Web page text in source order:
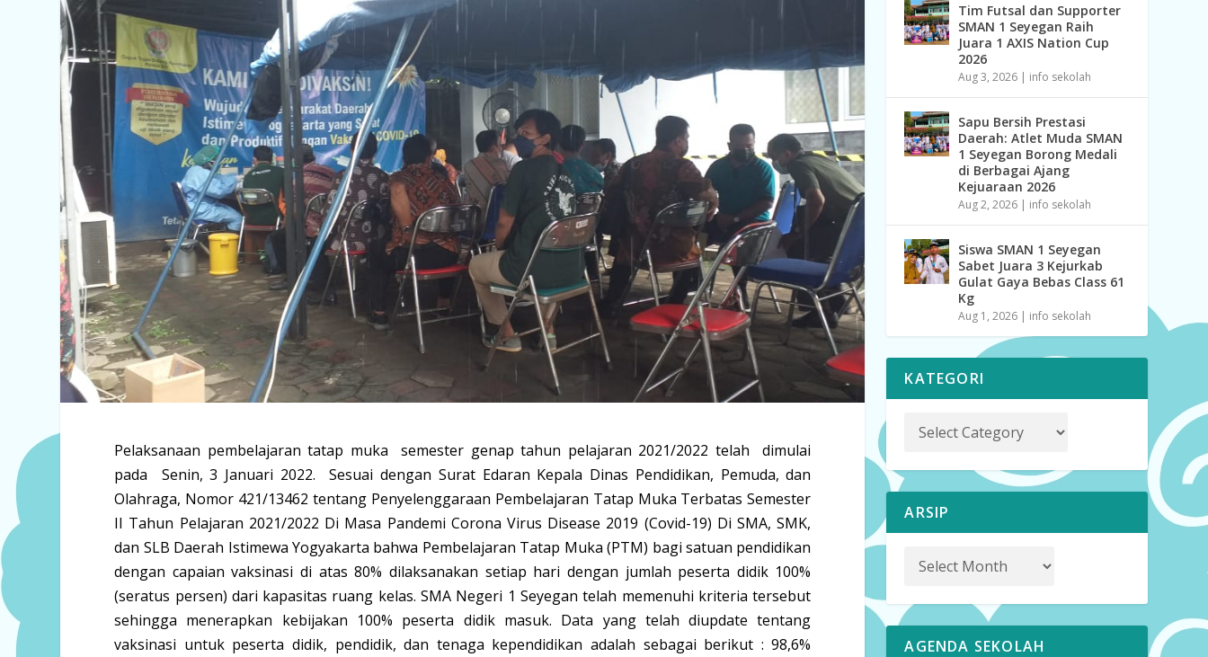
Pelaksanaan pembelajaran tatap muka semester genap tahun pelajaran 2021/2022 telah dimulai
pada Senin, 3 Januari 2022. Sesuai dengan Surat Edaran Kepala Dinas Pendidikan, Pemuda, dan
Olahraga, Nomor 421/13462 tentang Penyelenggaraan Pembelajaran Tatap Muka Terbatas Semester
II Tahun Pelajaran 2021/2022 Di Masa Pandemi Corona Virus Disease 2019 (Covid-19) Di SMA, SMK,
dan SLB Daerah Istimewa Yogyakarta bahwa Pembelajaran Tatap Muka (PTM) bagi satuan pendidikan
dengan capaian vaksinasi di atas 80% dilaksanakan setiap hari dengan jumlah peserta didik 100%
(seratus persen) dari kapasitas ruang kelas. SMA Negeri 1 Seyegan telah memenuhi kriteria tersebut
sehingga menerapkan kebijakan 100% peserta didik masuk. Data yang telah diupdate tentang
vaksinasi untuk peserta didik, pendidik, dan tenaga kependidikan adalah sebagai berikut : 98,6%
Tim Futsal dan Supporter
SMAN 1 Seyegan Raih
Juara 1 AXIS Nation Cup
2026
Aug 3, 2026 | info sekolah
Sapu Bersih Prestasi
Daerah: Atlet Muda SMAN
1 Seyegan Borong Medali
di Berbagai Ajang
Kejuaraan 2026
Aug 2, 2026 | info sekolah
Siswa SMAN 1 Seyegan
Sabet Juara 3 Kejurkab
Gulat Gaya Bebas Class 61
Kg
Aug 1, 2026 | info sekolah
KATEGORI
ARSIP
AGENDA SEKOLAH